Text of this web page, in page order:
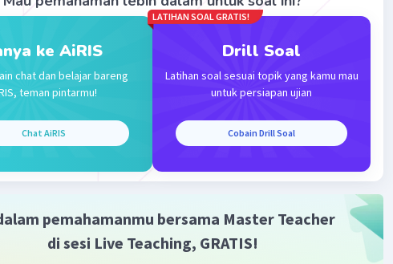
ke AiRIS
chat dan belajar bareng
teman pintarmu!
Chat AiRIS
LATIHAN SOAL GRATIS!
Drill Soal
Latihan soal sesuai topik yang kamu mau
untuk persiapan ujian
Cobain Drill Soal
pemahamanmu bersama Master Teacher
di sesi Live Teaching, GRATIS!